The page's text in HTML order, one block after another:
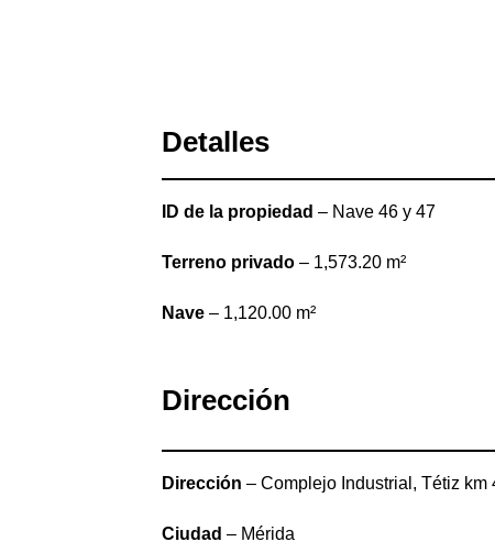
Detalles
ID de la propiedad – Nave 46 y 47
Terreno privado – 1,573.20 m²
Nave – 1,120.00 m²
Dirección
Dirección – Complejo Industrial, Tétiz km
Ciudad – Mérida